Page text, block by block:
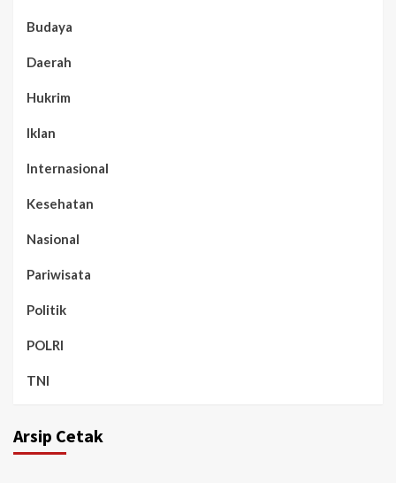
Budaya
Daerah
Hukrim
Iklan
Internasional
Kesehatan
Nasional
Pariwisata
Politik
POLRI
TNI
Arsip Cetak